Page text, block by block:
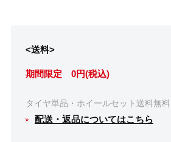
<送料>
期間限定 0円(税込)
タイヤ単品・ホイールセット送料無料
配送・返品についてはこちら